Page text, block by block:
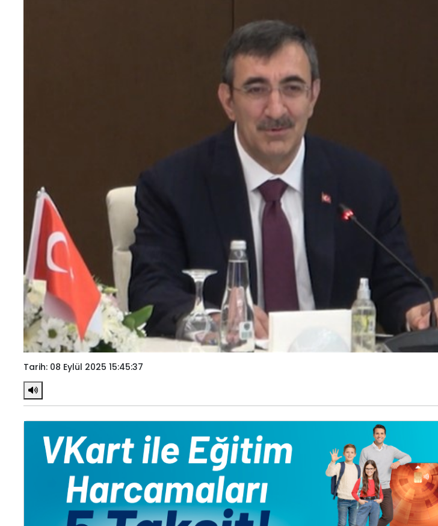
Tarih: 08 Eylül 2025 15:45:37